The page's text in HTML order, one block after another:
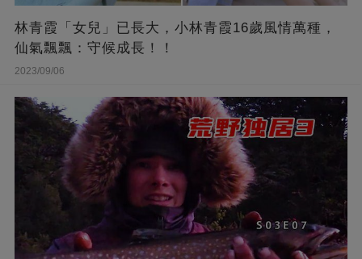
林青霞「女兒」已長大，小林青霞16歲風情萬種，
仙氣飄飄：守候成長！！
2023/09/06